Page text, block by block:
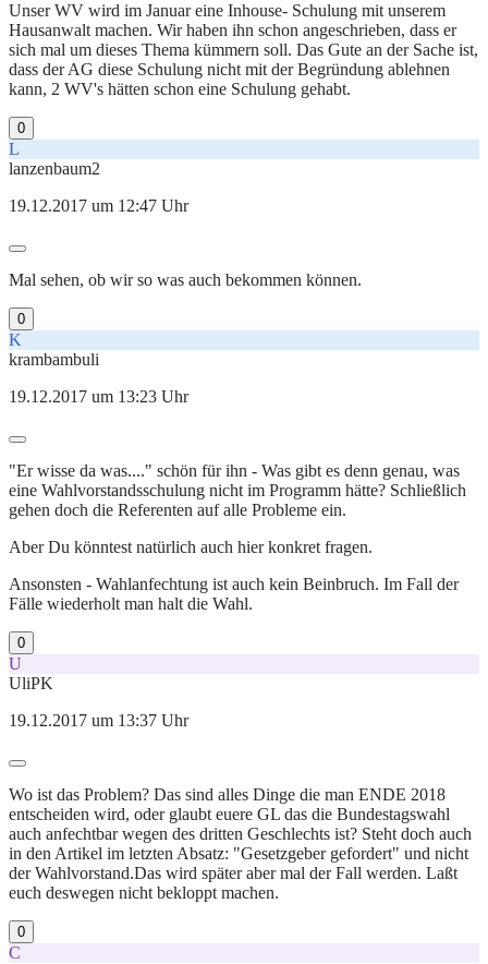
Unser WV wird im Januar eine Inhouse- Schulung mit unserem
Hausanwalt machen. Wir haben ihn schon angeschrieben, dass er
sich mal um dieses Thema kümmern soll. Das Gute an der Sache ist,
dass der AG diese Schulung nicht mit der Begründung ablehnen
kann, 2 WV's hätten schon eine Schulung gehabt.
0
L
lanzenbaum2
19.12.2017 um 12:47 Uhr
Mal sehen, ob wir so was auch bekommen können.
0
K
krambambuli
19.12.2017 um 13:23 Uhr
"Er wisse da was...." schön für ihn - Was gibt es denn genau, was
eine Wahlvorstandsschulung nicht im Programm hätte? Schließlich
gehen doch die Referenten auf alle Probleme ein.
Aber Du könntest natürlich auch hier konkret fragen.
Ansonsten - Wahlanfechtung ist auch kein Beinbruch. Im Fall der
Fälle wiederholt man halt die Wahl.
0
U
UliPK
19.12.2017 um 13:37 Uhr
Wo ist das Problem? Das sind alles Dinge die man ENDE 2018
entscheiden wird, oder glaubt euere GL das die Bundestagswahl
auch anfechtbar wegen des dritten Geschlechts ist? Steht doch auch
in den Artikel im letzten Absatz: "Gesetzgeber gefordert" und nicht
der Wahlvorstand.Das wird später aber mal der Fall werden. Laßt
euch deswegen nicht bekloppt machen.
0
C